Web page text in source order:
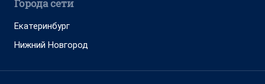
Города сети
Екатеринбург
Нижний Новгород